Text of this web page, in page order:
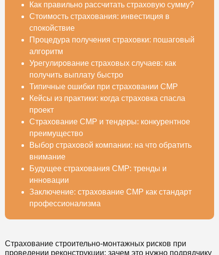
Как правильно рассчитать страховую сумму?
Стоимость страхования: инвестиция в
спокойствие
Процедура получения страховки: пошаговый
алгоритм
Урегулирование страховых случаев: как
получить выплату быстро
Типичные ошибки при страховании СМР
Кейсы из практики: когда страховка спасла
проект
Страхование СМР и тендеры: конкурентное
преимущество
Выбор страховой компании: на что обратить
внимание
Будущее страхования СМР: тренды и
инновации
Заключение: страхование СМР как стандарт
профессионализма
Страхование строительно-монтажных рисков при
проведении реконструкции: зачем это нужно подрядчику